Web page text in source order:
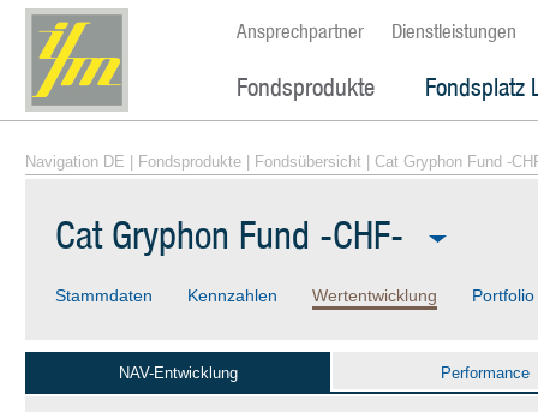
Ansprechpartner Dienstleistungen
Fondsprodukte Fondsplatz
Navigation DE Fondsprodukte Fondsübersicht | Cat Gryphon Fund -
Cat Gryphon Fund -CHF-
Stammdaten Kennzahlen Wertentwicklung Portfolio
NAV-Entwicklung Performance